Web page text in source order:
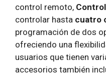
control remoto,
controlar hasta cuatro
programación de dos
ofreciendo una
usuarios que tienen
accesorios también